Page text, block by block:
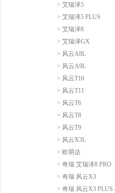
> 艾瑞泽5
> 艾瑞泽5 PLUS
> 艾瑞泽8
> 艾瑞泽GX
> 风云A8L
> 风云A9L
> 风云T10
> 风云T11
> 风云T6
> 风云T8
> 风云T9
> 风云X3L
> 欧萌达
> 奇瑞 艾瑞泽8 PRO
> 奇瑞 风云X3
> 奇瑞 风云X3 PLUS